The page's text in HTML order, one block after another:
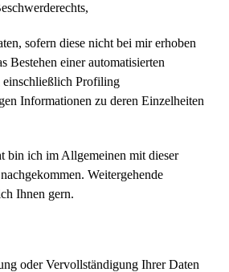
sofern diese nicht bei mir erhoben
Bestehen einer automatisierten
einschließlich Profiling
Informationen zu deren Einzelheiten
bin ich im Allgemeinen mit dieser
Weitergehende
Ihnen gern.
oder Vervollständigung Ihrer Daten